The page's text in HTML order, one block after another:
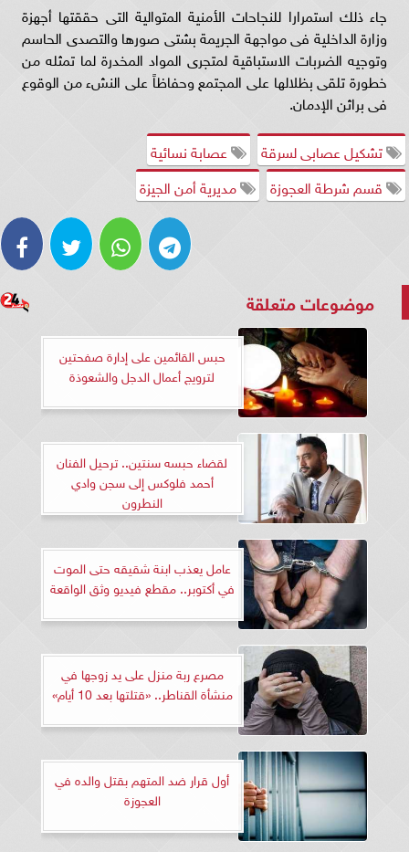
جاء ذلك استمرارا للنجاحات الأمنية المتوالية التى حققتها أجهزة
وزارة الداخلية فى مواجهة الجريمة بشتى صورها والتصدى الحاسم
وتوجيه الضربات الاستباقية لمتجرى المواد المخدرة لما تمثله من
خطورة تلقى بظلالها على المجتمع وحفاظاً على النشء من الوقوع
فى براثن الإدمان.
تشكيل عصابى لسرقة
عصابة نسائية
قسم شرطة العجوزة
مديرية أمن الجيزة
موضوعات متعلقة
حبس القائمين على إدارة صفحتين
لترويج أعمال الدجل والشعوذة
لقضاء حبسه سنتين.. ترحيل الفنان
أحمد فلوكس إلى سجن وادي
النطرون
عامل يعذب ابنة شقيقه حتى الموت
في أكتوبر.. مقطع فيديو وثق الواقعة
مصرع ربة منزل على يد زوجها في
منشأة القناطر.. «قتلتها بعد 10 أيام»
أول قرار ضد المتهم بقتل والده في
العجوزة